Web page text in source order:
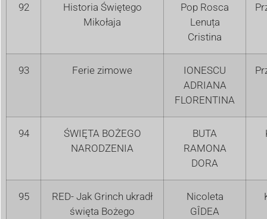
92
Historia Świętego
Mikołaja
Pop Rosca
Lenuța
Cristina
93 Ferie zimowe
IONESCU
ADRIANA
FLORENTINA
94
ŚWIĘTA BOŻEGO
NARODZENIA
BUTA
RAMONA
DORA
95
RED- Jak Grinch ukradł
święta Bożego
Nicoleta
GÎDEA